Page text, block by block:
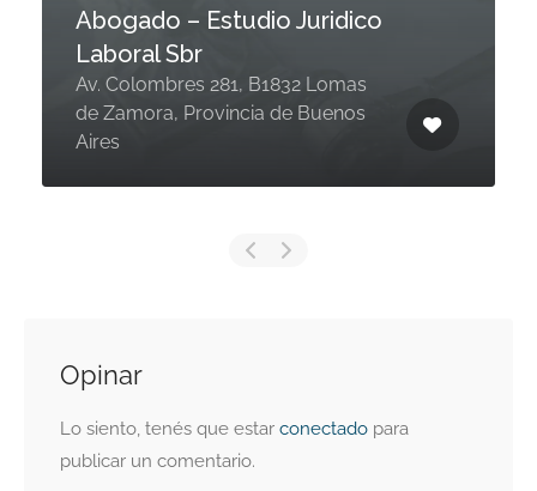
Abogado – Estudio Juridico
Laboral Sbr
Av. Colombres 281, B1832 Lomas
de Zamora, Provincia de Buenos
Aires
Opinar
Lo siento, tenés que estar conectado para
publicar un comentario.